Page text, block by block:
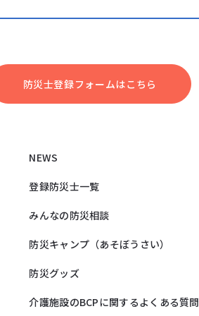
防災⼠登録フォームはこちら
NEWS
登録防災士一覧
みんなの防災相談
防災キャンプ（あそぼうさい）
防災グッズ
介護施設のBCPに関するよくある質問